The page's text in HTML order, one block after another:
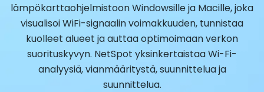
lämpökarttaohjelmistoon Windowsille ja Macille, joka
visualisoi WiFi-signaalin voimakkuuden, tunnistaa
kuolleet alueet ja auttaa optimoimaan verkon
suorituskyvyn. NetSpot yksinkertaistaa Wi-Fi-
analyysiä, vianmääritystä, suunnittelua ja
suunnittelua.